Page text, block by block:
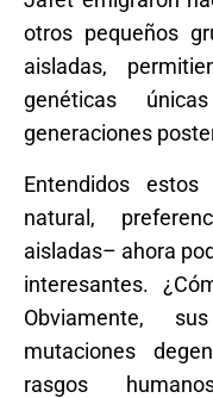
otros pequeños
aisladas,
genéticas
generaciones
Entendidos
natural,
aisladas– ahora
interesantes.
Obviamente,
mutaciones
rasgos